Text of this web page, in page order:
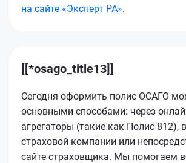
на сайте «Эксперт РА».
[[*osago_title13]]
Сегодня оформить полис ОСАГО
основными способами: через
агрегаторы (такие как Полис 812),
страховой компании или
сайте страховщика. Мы помогаем